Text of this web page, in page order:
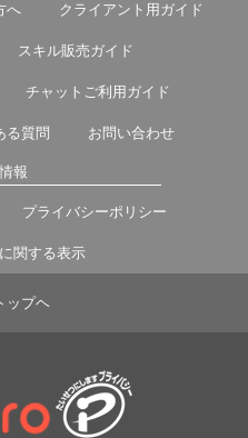
へ クライアント用ガイド
スキル販売ガイド
チャットご利用ガイド
る質問 お問い合わせ
報
プライバシーポリシー
関する表示
ップヘ